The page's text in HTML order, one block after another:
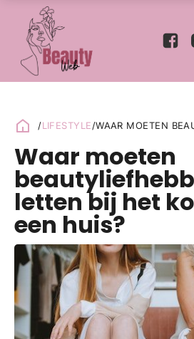
/LIFESTYLE/WAAR MOETEN
Waar moeten
letten bij het
een huis?